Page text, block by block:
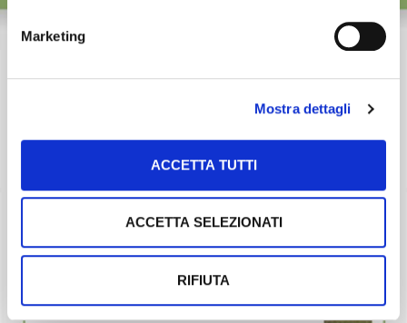
Marketing
Mostra dettagli
ACCETTA TUTTI
ACCETTA SELEZIONATI
RIFIUTA